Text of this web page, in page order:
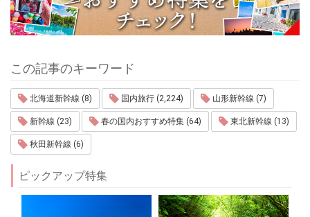
この記事のキーワード
北海道新幹線 (8) 国内旅行 (2,224) 山形新幹線 (7)
新幹線 (23) 春の国内おすすめ特集 (64) 東北新幹線 (13)
秋田新幹線 (6)
ピックアップ特集